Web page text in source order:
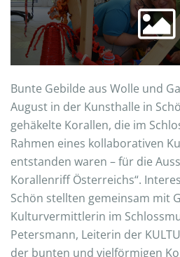
Bunte Gebilde aus Wolle und
August in der Kunsthalle in
gehäkelte Korallen, die im
Rahmen eines kollaborativen
entstanden waren – für die
Korallenriff Österreichs“.
Schön stellten gemeinsam mit
Kulturvermittlerin im
Petersmann, Leiterin der
der bunten und vielförmigen